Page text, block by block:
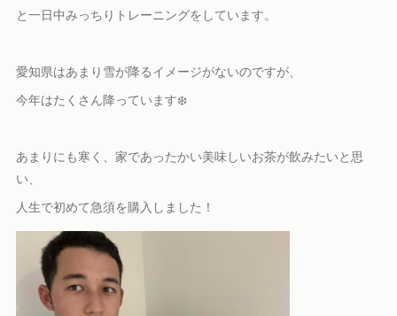
と一日中みっちりトレーニングをしています。
愛知県はあまり雪が降るイメージがないのですが、
今年はたくさん降っています❄️
あまりにも寒く、家であったかい美味しいお茶が飲みたいと思
い、
人生で初めて急須を購入しました！